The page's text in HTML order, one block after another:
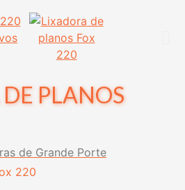
PLANOS
de Grande Porte
220